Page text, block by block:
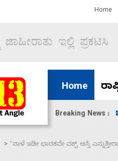
Home
Home
Breaking News :
ಸಾಗಿಸಿದೆ ಭಾರತ
> “ನಾಳೆ ಇಡೀ ಭಾರತವೇ ವಕ್ಫ್ ಆಸ್ತಿ